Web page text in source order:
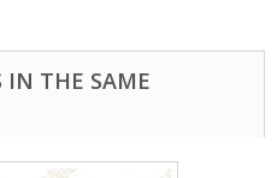
IN THE SAME